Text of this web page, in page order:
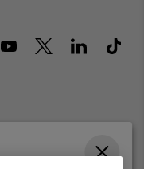
Avenue des Morgines, 12